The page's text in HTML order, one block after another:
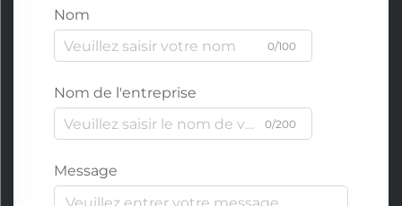
Nom
0/100
Nom de l'entreprise
0/200
Message